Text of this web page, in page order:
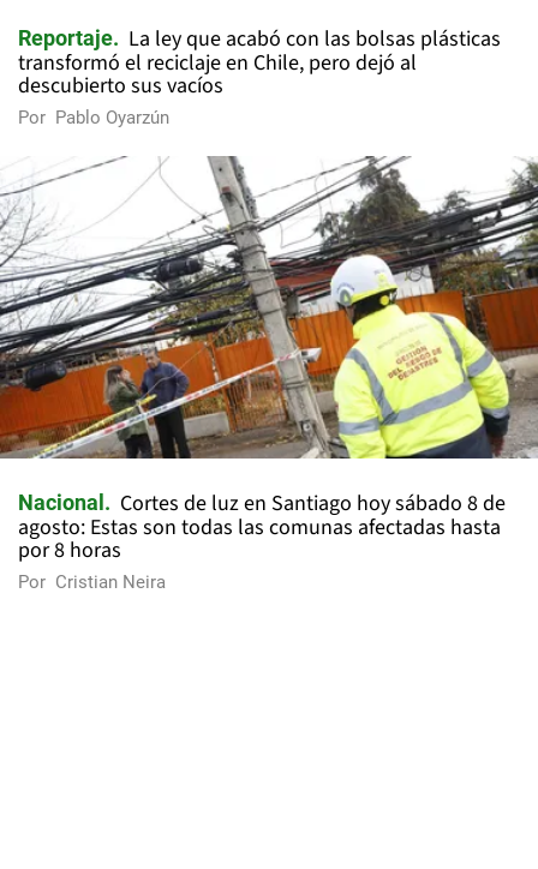
Reportaje
La ley que acabó con las bolsas plásticas
transformó el reciclaje en Chile, pero dejó al
descubierto sus vacíos
Por Pablo Oyarzún
Nacional
Cortes de luz en Santiago hoy sábado 8 de
agosto: Estas son todas las comunas afectadas hasta
por 8 horas
Por Cristian Neira